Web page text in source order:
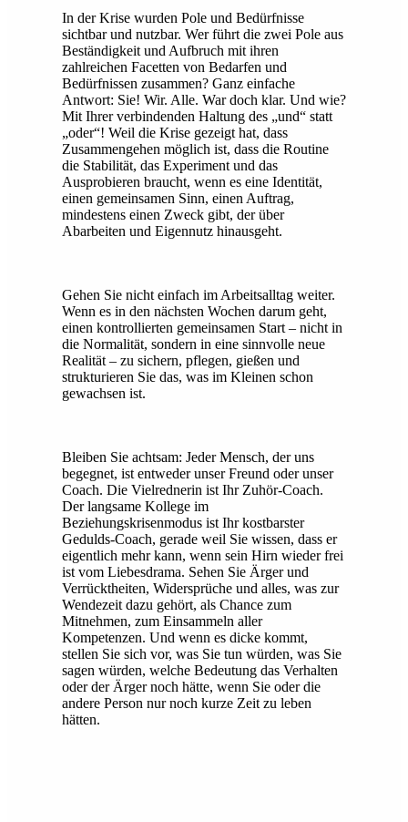
In der Krise wurden Pole und Bedürfnisse
sichtbar und nutzbar. Wer führt die zwei Pole aus
Beständigkeit und Aufbruch mit ihren
zahlreichen Facetten von Bedarfen und
Bedürfnissen zusammen? Ganz einfache
Antwort: Sie! Wir. Alle. War doch klar. Und wie?
Mit Ihrer verbindenden Haltung des „und“ statt
„oder“! Weil die Krise gezeigt hat, dass
Zusammengehen möglich ist, dass die Routine
die Stabilität, das Experiment und das
Ausprobieren braucht, wenn es eine Identität,
einen gemeinsamen Sinn, einen Auftrag,
mindestens einen Zweck gibt, der über
Abarbeiten und Eigennutz hinausgeht.
Gehen Sie nicht einfach im Arbeitsalltag weiter.
Wenn es in den nächsten Wochen darum geht,
einen kontrollierten gemeinsamen Start – nicht in
die Normalität, sondern in eine sinnvolle neue
Realität – zu sichern, pflegen, gießen und
strukturieren Sie das, was im Kleinen schon
gewachsen ist.
Bleiben Sie achtsam: Jeder Mensch, der uns
begegnet, ist entweder unser Freund oder unser
Coach. Die Vielrednerin ist Ihr Zuhör-Coach.
Der langsame Kollege im
Beziehungskrisenmodus ist Ihr kostbarster
Gedulds-Coach, gerade weil Sie wissen, dass er
eigentlich mehr kann, wenn sein Hirn wieder frei
ist vom Liebesdrama. Sehen Sie Ärger und
Verrücktheiten, Widersprüche und alles, was zur
Wendezeit dazu gehört, als Chance zum
Mitnehmen, zum Einsammeln aller
Kompetenzen. Und wenn es dicke kommt,
stellen Sie sich vor, was Sie tun würden, was Sie
sagen würden, welche Bedeutung das Verhalten
oder der Ärger noch hätte, wenn Sie oder die
andere Person nur noch kurze Zeit zu leben
hätten.